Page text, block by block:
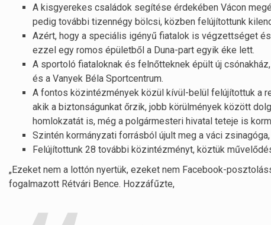
A kisgyerekes családok segítése érdekében Vácon
pedig további tizennégy bölcsi, közben felújítottunk
Azért, hogy a speciális igényű fiatalok is végzettséget
ezzel egy romos épületből a Duna-part egyik éke lett.
A sportoló fiataloknak és felnőtteknek épült új
és a Vanyek Béla Sportcentrum.
A fontos közintézmények közül kívül-belül felújítottuk a
akik a biztonságunkat őrzik, jobb körülmények között
homlokzatát is, még a polgármesteri hivatal teteje is
Szintén kormányzati forrásból újult meg a váci
Felújítottunk 28 további közintézményt, köztük
„Ezeket nem a lottón nyertük, ezeket nem Facebook-
fogalmazott Rétvári Bence. Hozzáfűzte,